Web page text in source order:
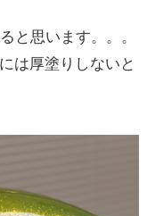
と思います。。。
は厚塗りしないと